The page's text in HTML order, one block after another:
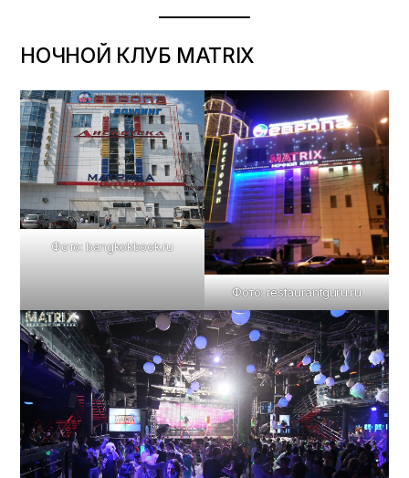
НОЧНОЙ КЛУБ MATRIX
Фото: bangkokbook.ru
Фото: restaurantguru.ru